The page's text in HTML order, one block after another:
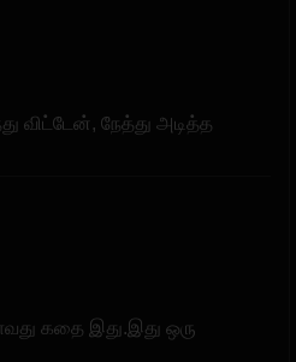
விட்டேன், நேத்து அடித்த
கதை இது.இது ஒரு